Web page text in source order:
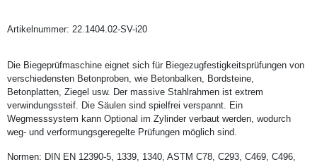
Artikelnummer: 22.1404.02-SV-i20
Die Biegeprüfmaschine eignet sich für Biegezugfestigkeitsprüfungen von
verschiedensten Betonproben, wie Betonbalken, Bordsteine,
Betonplatten, Ziegel usw. Der massive Stahlrahmen ist extrem
verwindungssteif. Die Säulen sind spielfrei verspannt. Ein
Wegmesssystem kann Optional im Zylinder verbaut werden, wodurch
weg- und verformungsgeregelte Prüfungen möglich sind.
Normen: DIN EN 12390-5, 1339, 1340, ASTM C78, C293, C469, C496,